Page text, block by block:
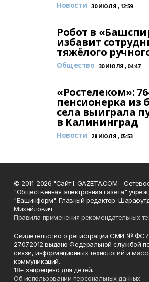
Новости 30 ИЮЛЯ , 12:59
Робот в
избавит
тяжёлого
Общество 30 ИЮЛЯ , 04:47
«Ростелеком»:
пенсионерка из
села выиграла
в Калининград
Новости 28 ИЮЛЯ , 05:53
© 2011-2026 "Сайт I-GAZETA.COM -
"Общественная электронная газета"
"Башинформ". Главный редактор:
Михайлович.
Правила применения рекомендательных
Свидетельство о регистрации СМИ №
27.07.2012 выдано Федеральной службой
связи, информационных технологий и
коммуникаций.
18+ запрещено для детей.
Об использовании персональных данных